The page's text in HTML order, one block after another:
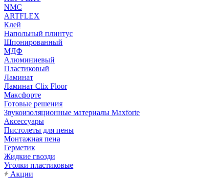
NMC
ARTFLEX
Клей
Напольный плинтус
Шпонированный
МДФ
Алюминиевый
Пластиковый
Ламинат
Ламинат Clix Floor
Максфорте
Готовые решения
Звукоизоляционные материалы Maxforte
Аксессуары
Пистолеты для пены
Монтажная пена
Герметик
Жидкие гвозди
Уголки пластиковые
Акции